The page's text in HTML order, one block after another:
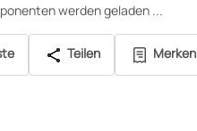
werden geladen ...
Teilen Merken